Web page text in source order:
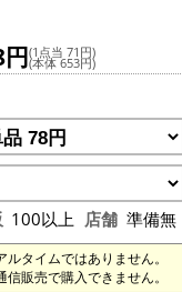
(1点当 71円)
(本体 653円)
100以上 店舗 準備無
タイムではありません。
信販売で購入できません。